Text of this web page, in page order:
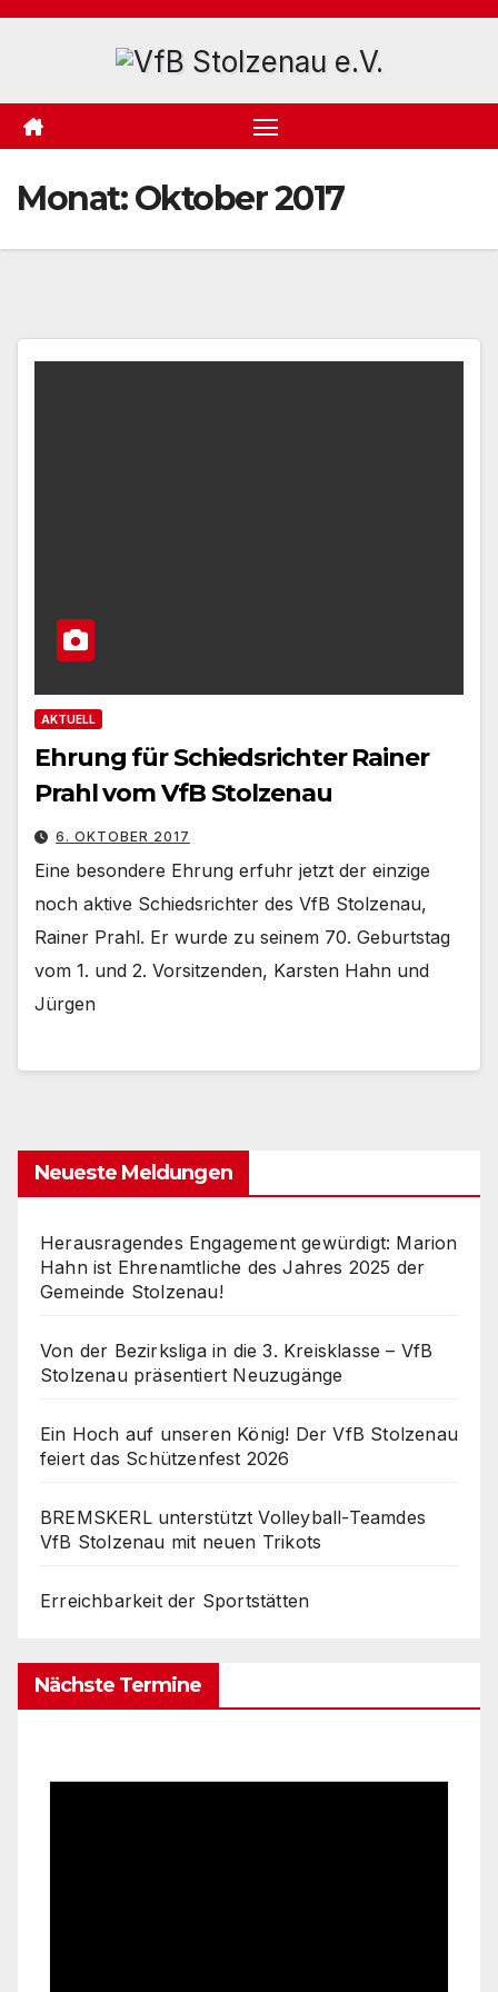
Zum
Monat:Oktober 2017
AKTUELL
Ehrung für Schiedsrichter Rainer
Prahl vom VfB Stolzenau
6. OKTOBER 2017
Eine besondere Ehrung erfuhr jetzt der einzige
noch aktive Schiedsrichter des VfB Stolzenau,
Rainer Prahl. Er wurde zu seinem 70. Geburtstag
vom 1. und 2. Vorsitzenden, Karsten Hahn und
Jürgen
Neueste Meldungen
Herausragendes Engagement gewürdigt: Marion
Hahn ist Ehrenamtliche des Jahres 2025 der
Gemeinde Stolzenau!
Von der Bezirksliga in die 3. Kreisklasse – VfB
Stolzenau präsentiert Neuzugänge
Ein Hoch auf unseren König! Der VfB Stolzenau
feiert das Schützenfest 2026
BREMSKERL unterstützt Volleyball-Teamdes
VfB Stolzenau mit neuen Trikots
Erreichbarkeit der Sportstätten
Nächste Termine